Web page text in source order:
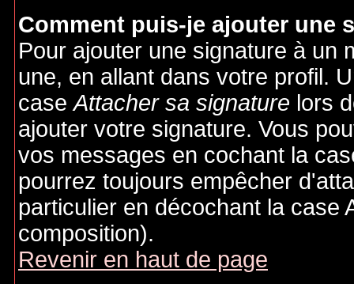
Comment puis-je ajouter une
Pour ajouter une signature à un
une, en allant dans votre profil.
caseAttacher sa signature lors
ajouter votre signature. Vous
vos messages en cochant la
pourrez toujours empêcher
particulier en décochant la case
composition).
Revenir en haut de page